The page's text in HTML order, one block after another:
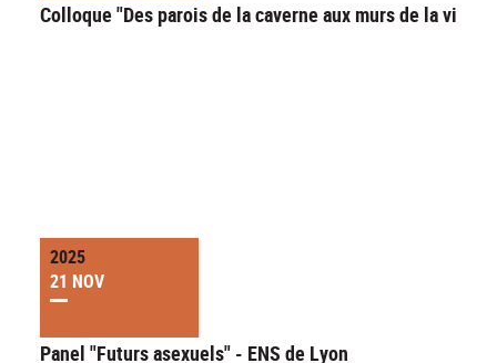
Colloque "Des parois de la caverne aux murs de la ville"
2025
21 NOV
Panel "Futurs asexuels" - ENS de Lyon